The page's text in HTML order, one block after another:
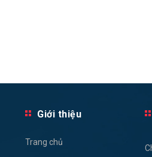
Giới thiệu
Trang chủ